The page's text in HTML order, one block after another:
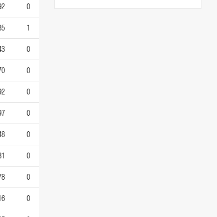
0
1
0
0
0
0
0
0
0
0